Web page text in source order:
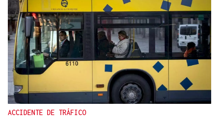
Eduardo Medrano
Primera carrera de Ascot
ACCIDENTE DE TRÁFICO